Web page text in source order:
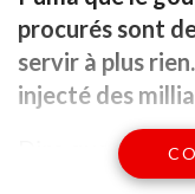
procurés sont
servir à plus
injecté des
Dire que nous
cette question